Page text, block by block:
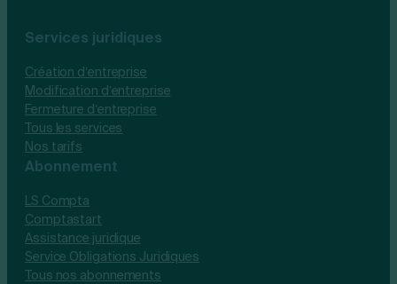
Services juridiques
Création d’entreprise
Modification d’entreprise
Fermeture d’entreprise
Tous les services
Nos tarifs
Abonnement
LS Compta
Comptastart
Assistance juridique
Service Obligations Juridiques
Tous nos abonnements